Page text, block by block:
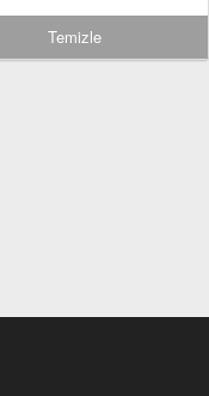
Temizle